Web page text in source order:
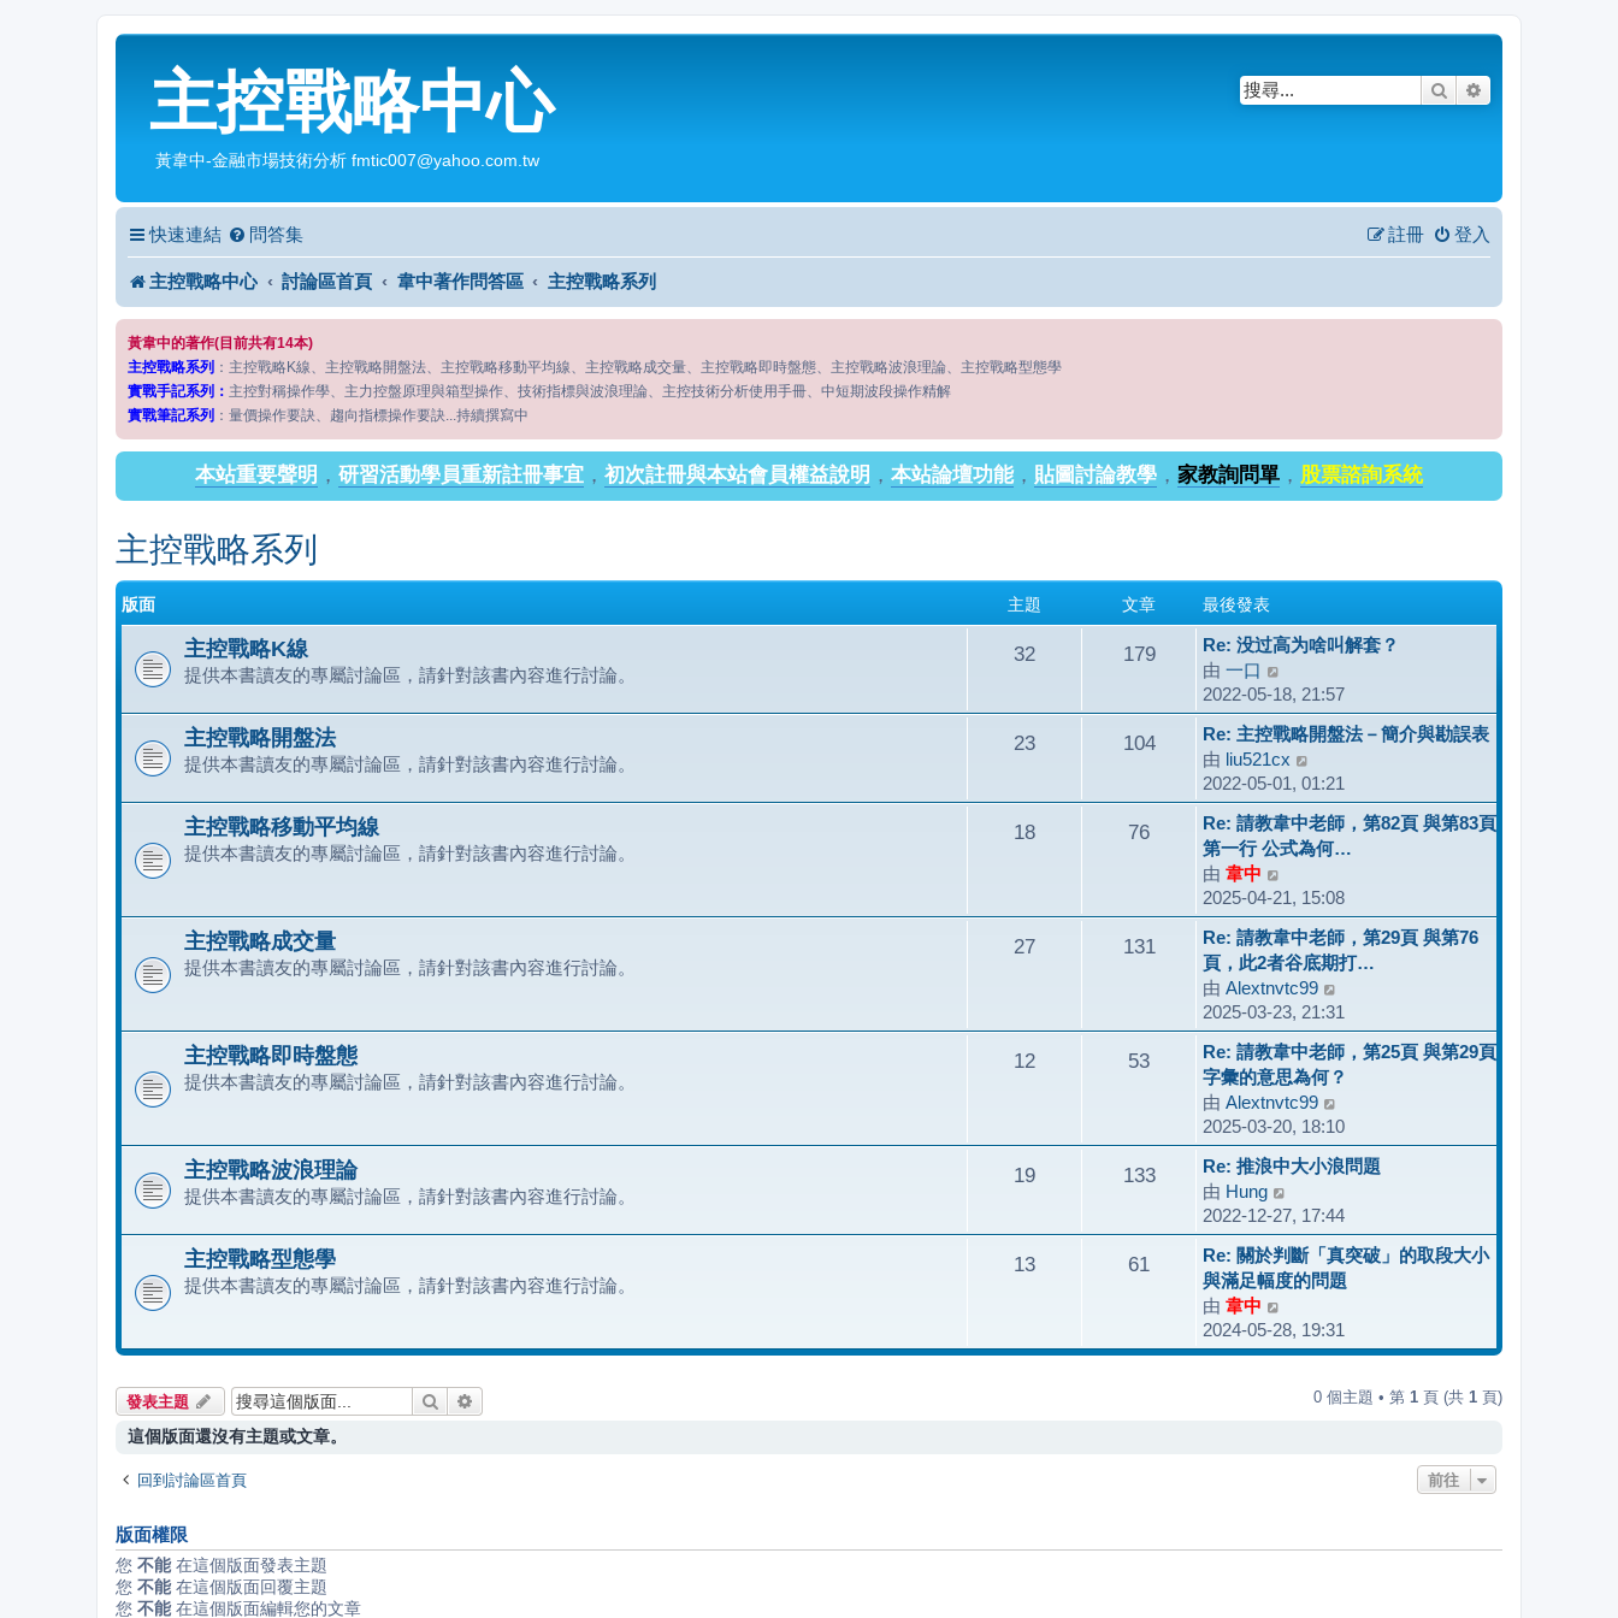
主控戰略中心
黃韋中-金融市場技術分析 fmtic007@yahoo.com.tw
搜尋
快速連結 問答集 登入
註冊
主控戰略中心 討論區首頁 韋中著作問答區 主控戰略系列
黃韋中的著作(目前共有14本)
主控戰略系列 ：主控戰略K線、主控戰略開盤法、主控戰略移動平均線、主控戰略成交量、主控戰略即時盤態、主控戰略波浪理論、主控戰略型態學
實戰手記系列： 主控對稱操作學、主力控盤原理與箱型操作、技術指標與波浪理論、主控技術分析使用手冊、中短期波段操作精解
實戰筆記系列 ：量價操作要訣、趨向指標操作要訣...持續撰寫中
本站重要聲明 ， 研習活動學員重新註冊事宜 ， 初次註冊與本站會員權益說明 ， 本站論壇功能， 貼圖討論教學 ， 家教詢問單 ， 股票諮詢系統
主控戰略系列
版面 主題 文章 最後發表
主控戰略K線
提供本書讀友的專屬討論區，請針對該書內容進行討論。
32 179
Re: 没过高为啥叫解套？
由 一口
視
最
後
發
表
2022-05-18, 21:57
主控戰略開盤法
提供本書讀友的專屬討論區，請針對該書內容進行討論。
23 104
Re: 主控戰略開盤法－簡介與勘誤表
由 liu521cx
視
最
後
發
2022-05-01, 01:21
主控戰略移動平均線
提供本書讀友的專屬討論區，請針對該書內容進行討論。
18 76
Re: 請教韋中老師，第82頁 與第83頁
第一行 公式為何…
由 韋中
視
最
後
發
表
2025-04-21, 15:08
主控戰略成交量
提供本書讀友的專屬討論區，請針對該書內容進行討論。
27 131
Re: 請教韋中老師，第29頁 與第76
頁，此2者谷底期打…
由 Alextnvtc99
視
最
後
發
2025-03-23, 21:31
主控戰略即時盤態
提供本書讀友的專屬討論區，請針對該書內容進行討論。
12 53
Re: 請教韋中老師，第25頁 與第29頁
字彙的意思為何？
由 Alextnvtc99
視
最
後
表
2025-03-20, 18:10
主控戰略波浪理論
提供本書讀友的專屬討論區，請針對該書內容進行討論。
19 133
Re: 推浪中大小浪問題
由 Hung
視
最
後
發
2022-12-27, 17:44
主控戰略型態學
提供本書讀友的專屬討論區，請針對該書內容進行討論。
13 61
Re: 關於判斷「真突破」的取段大小
與滿足幅度的問題
由 韋中
視
最
2024-05-28, 19:31
發表主題 搜尋 0 個主題 • 第 1 頁 (共 1 頁)
這個版面還沒有主題或文章。
回到討論區首頁 前往
版面權限
您 不能在這個版面發表主題
您 不能在這個版面回覆主題
您 不能在這個版面編輯您的文章